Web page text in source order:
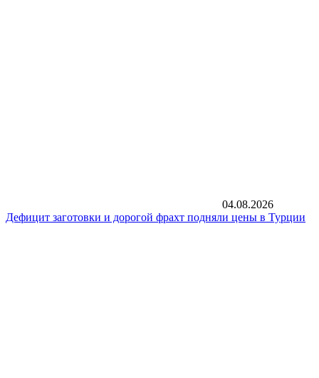
04.08.2026
Дефицит заготовки и дорогой фрахт подняли цены в Турции